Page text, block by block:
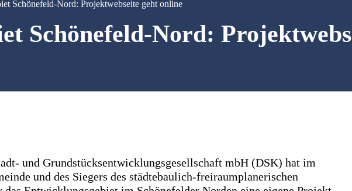
Schönefeld-Nord: Projektwebseite geht online
Schönefeld-Nord:
und Grundstücksentwicklungsgesellschaft mbH (DSK) hat im
und des Siegers des städtebaulich-freiraumplanerischen